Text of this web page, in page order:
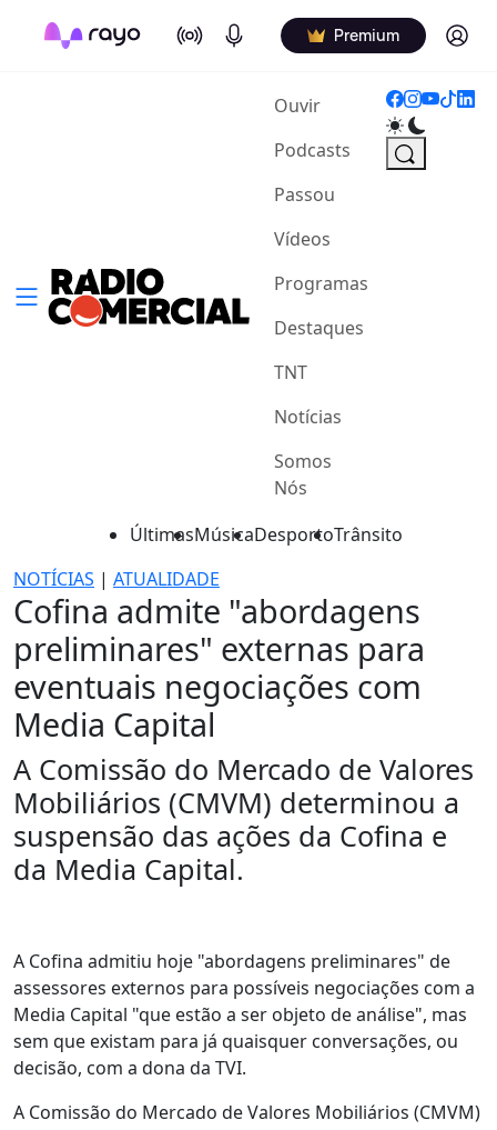
On Air Podcasts Premium Log in
Ouvir(current)
Podcasts
Passou
Vídeos
Programas
Destaques
TNT
Notícias
Somos
Nós
ÚltimasMúsicaDesportoTrânsito
NOTÍCIAS | ATUALIDADE
Cofina admite "abordagens
preliminares" externas para
eventuais negociações com
Media Capital
A Comissão do Mercado de Valores
Mobiliários (CMVM) determinou a
suspensão das ações da Cofina e
da Media Capital.
A Cofina admitiu hoje "abordagens preliminares" de
assessores externos para possíveis negociações com a
Media Capital "que estão a ser objeto de análise", mas
sem que existam para já quaisquer conversações, ou
decisão, com a dona da TVI.
A Comissão do Mercado de Valores Mobiliários (CMVM)